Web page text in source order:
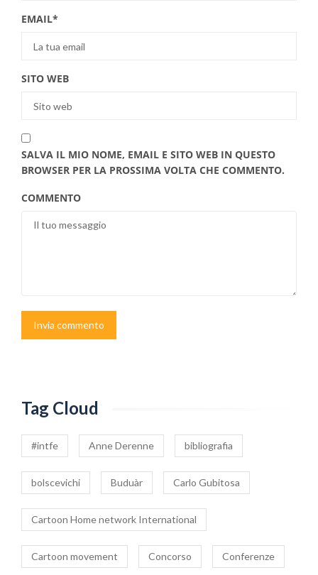
EMAIL*
SITO WEB
SALVA IL MIO NOME, EMAIL E SITO WEB IN QUESTO
BROWSER PER LA PROSSIMA VOLTA CHE COMMENTO.
COMMENTO
Tag Cloud
#intfe Anne Derenne bibliografia
bolscevichi Buduàr Carlo Gubitosa
Cartoon Home network International
Cartoon movement Concorso Conferenze